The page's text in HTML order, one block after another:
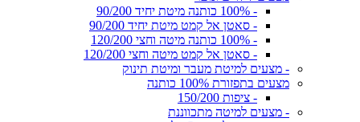
- 100% כותנה מיטת יחיד 90/200
- סאטן אל קמט מיטת יחיד 90/200
- 100% כותנה מיטה וחצי 120/200
- סאטן אל קמט מיטה וחצי 120/200
- מצעים למיטת מעבר ומיטת תינוק
מצעים בתפזורת 100% כותנה
- ציפות 150/200
- מצעים למיטה מתכווננת